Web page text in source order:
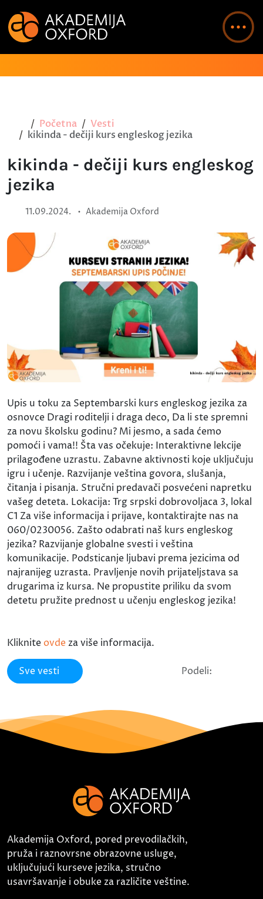
Početna
Vesti
kikinda - dečiji kurs engleskog jezika
kikinda - dečiji kurs engleskog
jezika
11.09.2024. • Akademija Oxford
Upis u toku za Septembarski kurs engleskog jezika za
osnovce Dragi roditelji i draga deco, Da li ste spremni
za novu školsku godinu? Mi jesmo, a sada ćemo
pomoći i vama!! Šta vas očekuje: Interaktivne lekcije
prilagođene uzrastu. Zabavne aktivnosti koje uključuju
igru i učenje. Razvijanje veština govora, slušanja,
čitanja i pisanja. Stručni predavači posvećeni napretku
vašeg deteta. Lokacija: Trg srpski dobrovoljaca 3, lokal
C1 Za više informacija i prijave, kontaktirajte nas na
060/0230056. Zašto odabrati naš kurs engleskog
jezika? Razvijanje globalne svesti i veština
komunikacije. Podsticanje ljubavi prema jezicima od
najranijeg uzrasta. Pravljenje novih prijateljstava sa
drugarima iz kursa. Ne propustite priliku da svom
detetu pružite prednost u učenju engleskog jezika!
Kliknite ovde za više informacija.
Sve vesti Podeli:
Akademija Oxford, pored prevodilačkih,
pruža i raznovrsne obrazovne usluge,
uključujući kurseve jezika, stručno
usavršavanje i obuke za različite veštine.